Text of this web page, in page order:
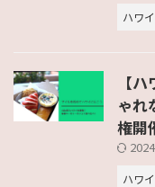
ハワイ
【
ゃれ
権開
ハワイ